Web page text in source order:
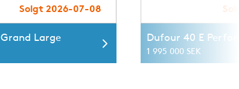
Solgt 2026-07-08
Large Dufour 40 E
1 995 000 SEK